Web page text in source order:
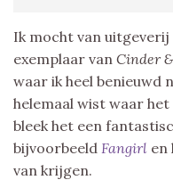
Ik mocht van
exemplaar van Cinder
waar ik heel benieuwd
helemaal wist waar
bleek het een
bijvoorbeeld Fangirl en
van krijgen.